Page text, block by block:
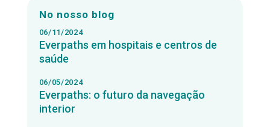
No nosso blog
Everpaths em hospitais e centros de
saúde
06/11/2024
Everpaths: o futuro da navegação
interior
06/05/2024